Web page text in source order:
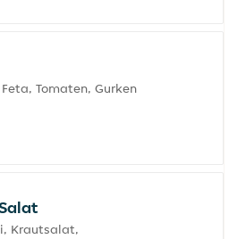
Tomaten, Gurken
Krautsalat,